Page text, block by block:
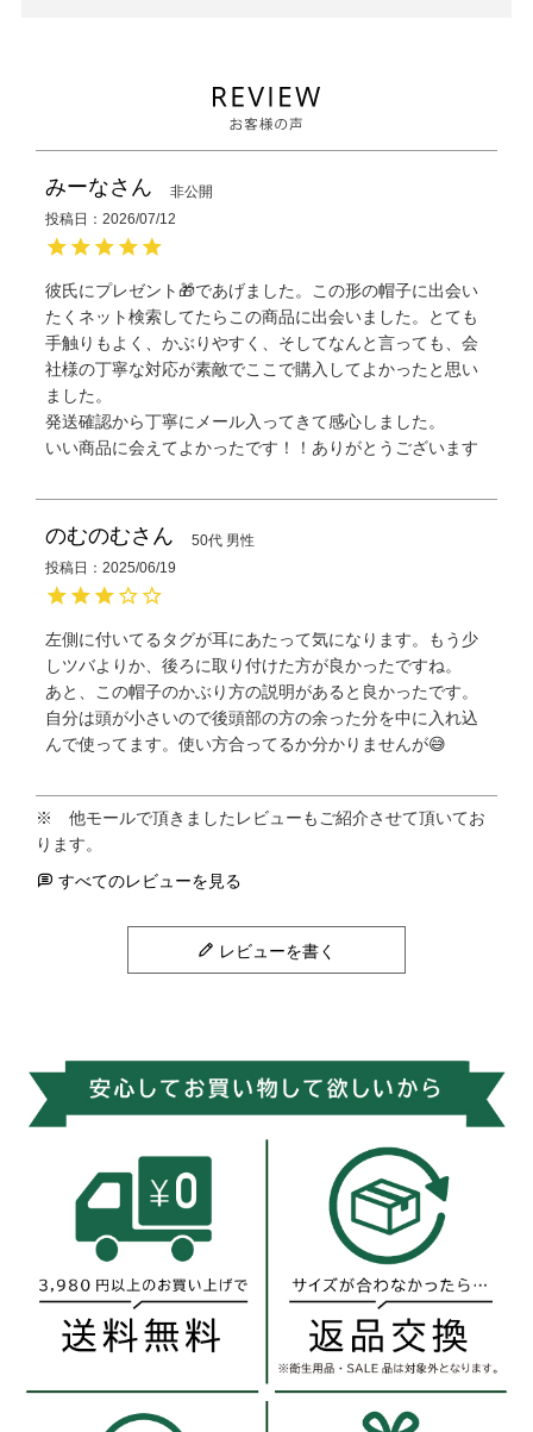
みーな
非公開
投稿日
2026/07/12
彼氏にプレゼント🎁であげました。この形の帽子に出会い
たくネット検索してたらこの商品に出会いました。とても
手触りもよく、かぶりやすく、そしてなんと言っても、会
社様の丁寧な対応が素敵でここで購入してよかったと思い
ました。
発送確認から丁寧にメール入ってきて感心しました。
いい商品に会えてよかったです！！ありがとうございます
のむのむ 50代 男性
投稿日
2025/06/19
左側に付いてるタグが耳にあたって気になります。もう少
しツバよりか、後ろに取り付けた方が良かったですね。
あと、この帽子のかぶり方の説明があると良かったです。
自分は頭が小さいので後頭部の方の余った分を中に入れ込
んで使ってます。使い方合ってるか分かりませんが😅
すべてのレビューを見る
レビューを書く